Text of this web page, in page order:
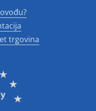
trgovina